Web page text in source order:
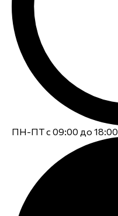
ПН-ПТ с 09:00 до 18:00